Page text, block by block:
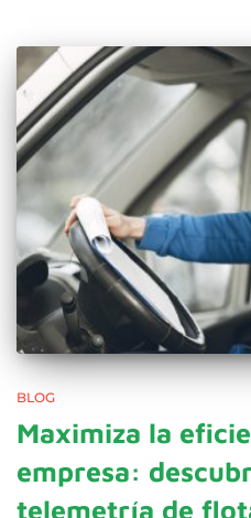
BLOG
Maximiza la
empresa:
telemetría de